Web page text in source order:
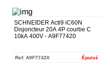
SCHNEIDER Acti9 iC60N
Disjoncteur 20A 4P courbe C
10kA 400V - A9F77420
Ref: A9F77420 Épuisé